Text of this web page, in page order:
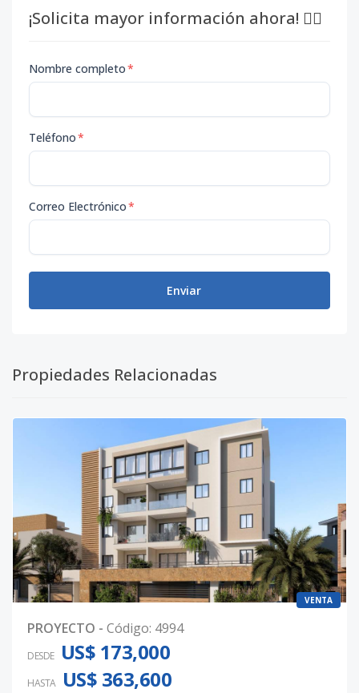
¡Solicita mayor información ahora! 👇🏽
Nombre completo*
Teléfono*
Correo Electrónico*
Enviar
Propiedades Relacionadas
VENTA
PROYECTO - Código: 4994
DESDE US$ 173,000
HASTA US$ 363,600